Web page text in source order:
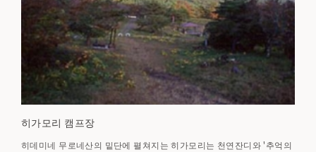
히가모리 캠프장
히데미네 무로네산의 밑단에 펼쳐지는 히가모리는 천연잔디와 '추억의